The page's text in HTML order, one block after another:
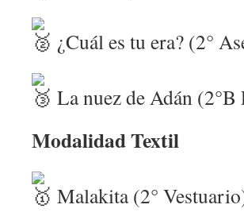
¿Cuál es tu era? (2°
La nuez de Adán
Modalidad Textil
Malakita (2°